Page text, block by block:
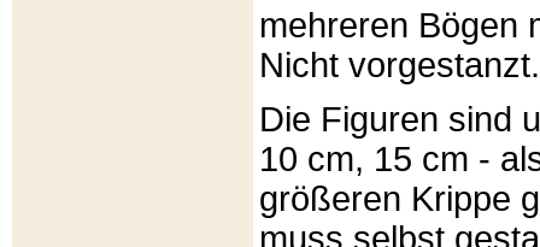
mehreren Bögen
Nicht vorgestanzt.
Die Figuren sind
10 cm, 15 cm -
größeren Krippe
muss selbst